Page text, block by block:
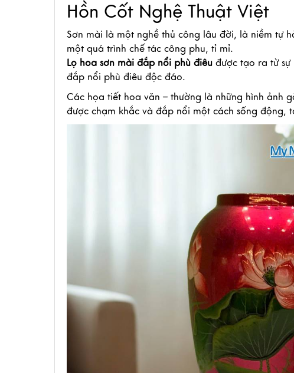
Hồn Cốt Nghệ Thuật Việt
Sơn mài là một nghề thủ công lâu đời, là niềm tự
một quá trình chế tác công phu, tỉ mỉ.
Lọ hoa sơn mài đắp nổi phù điêu được tạo ra từ sự
đắp nổi phù điêu độc đáo.
Các họa tiết hoa văn – thường là những hình ảnh
được chạm khắc và đắp nổi một cách sống động,